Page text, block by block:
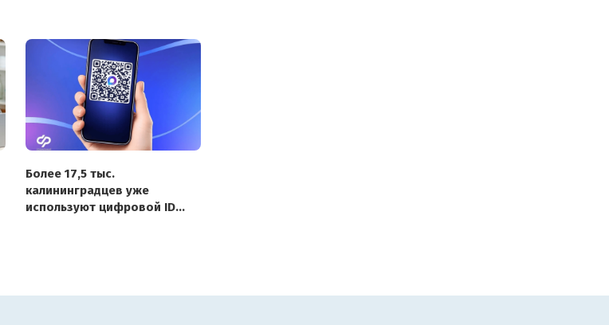
Более 17,5 тыс.
калининградцев уже
используют цифровой ID